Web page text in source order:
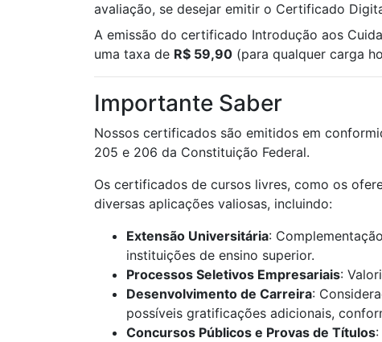
avaliação, se desejar emitir o Certificado
A emissão do certificado Introdução aos
uma taxa de R$ 59,90 (para qualquer carga
Importante Saber
Nossos certificados são emitidos em
205 e 206 da Constituição Federal.
Os certificados de cursos livres, como os
diversas aplicações valiosas, incluindo:
Extensão Universitária:
instituições de ensino superior.
Processos Seletivos Empresariais:
Desenvolvimento de Carreira:
possíveis gratificações adicionais,
Concursos Públicos e Provas de Títulos